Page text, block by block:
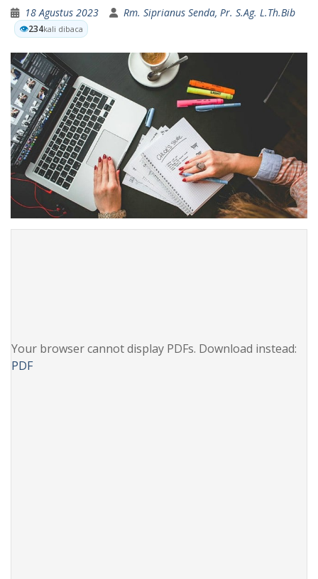
18 Agustus 2023 Rm. Siprianus Senda, Pr. S.Ag. L.Th.Bib
👁️234kali dibaca
Your browser cannot display PDFs. Download instead:
PDF